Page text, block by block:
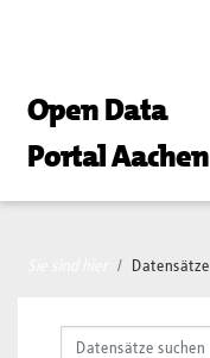
Open Data
Portal Aachen
Datensätze